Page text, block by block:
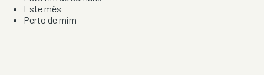
Este mês
Perto de mim